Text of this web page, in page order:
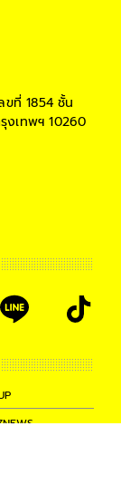
ขที่ 1854 ชั้น
งเทพฯ 10260